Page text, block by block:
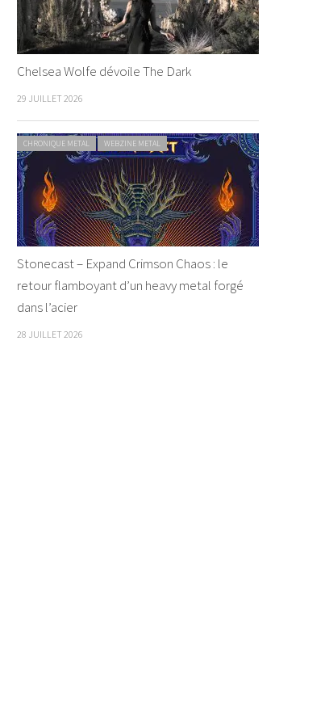
Chelsea Wolfe dévoile The Dark
29 JUILLET 2026
CHRONIQUE METAL WEBZINE METAL
Stonecast – Expand Crimson Chaos : le
retour flamboyant d’un heavy metal forgé
dans l’acier
28 JUILLET 2026